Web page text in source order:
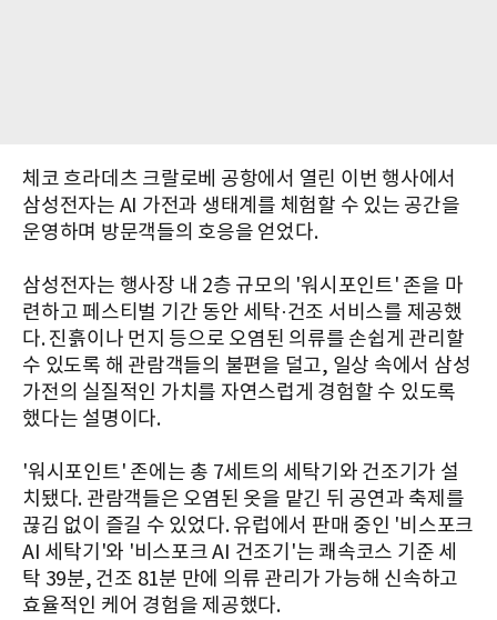
체코 흐라데츠 크랄로베 공항에서 열린 이번 행사에서
삼성전자는 AI 가전과 생태계를 체험할 수 있는 공간을
운영하며 방문객들의 호응을 얻었다.
삼성전자는 행사장 내 2층 규모의 '워시포인트' 존을 마
련하고 페스티벌 기간 동안 세탁·건조 서비스를 제공했
다. 진흙이나 먼지 등으로 오염된 의류를 손쉽게 관리할
수 있도록 해 관람객들의 불편을 덜고, 일상 속에서 삼성
가전의 실질적인 가치를 자연스럽게 경험할 수 있도록
했다는 설명이다.
'워시포인트' 존에는 총 7세트의 세탁기와 건조기가 설
치됐다. 관람객들은 오염된 옷을 맡긴 뒤 공연과 축제를
끊김 없이 즐길 수 있었다. 유럽에서 판매 중인 '비스포크
AI 세탁기'와 '비스포크 AI 건조기'는 쾌속코스 기준 세
탁 39분, 건조 81분 만에 의류 관리가 가능해 신속하고
효율적인 케어 경험을 제공했다.